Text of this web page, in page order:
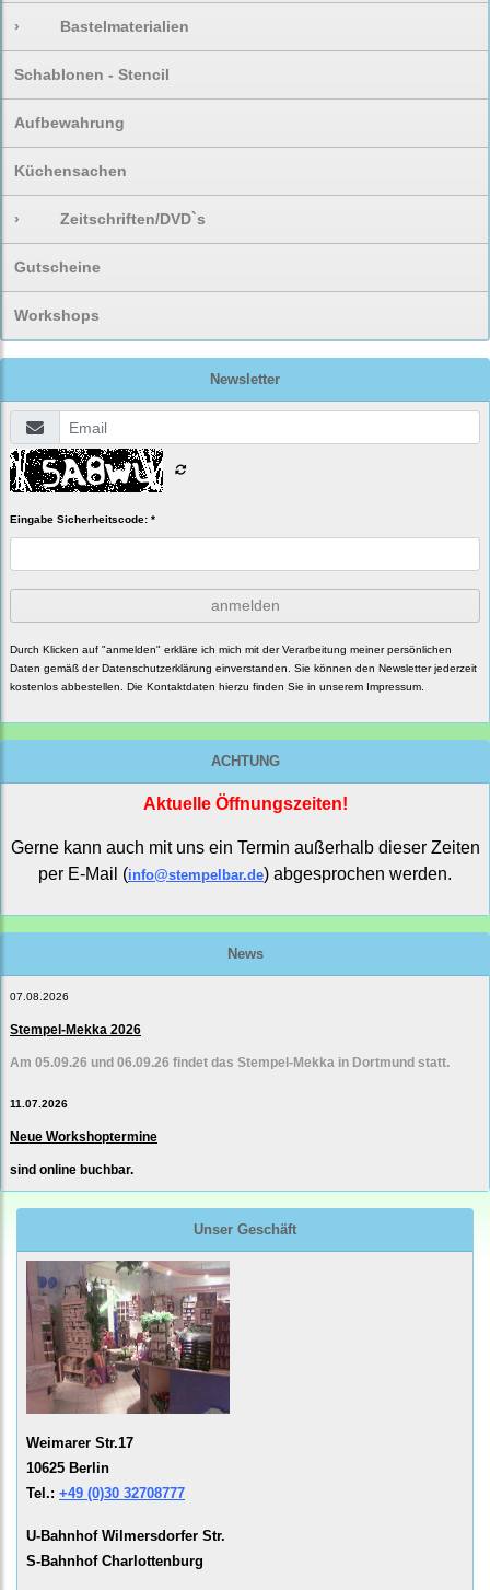
› Bastelmaterialien
Schablonen - Stencil
Aufbewahrung
Küchensachen
› Zeitschriften/DVD`s
Gutscheine
Workshops
Newsletter
Eingabe Sicherheitscode: *
anmelden
Durch Klicken auf "anmelden" erkläre ich mich mit der Verarbeitung meiner persönlichen
Daten gemäß der Datenschutzerklärung einverstanden. Sie können den Newsletter jederzeit
kostenlos abbestellen. Die Kontaktdaten hierzu finden Sie in unserem Impressum.
ACHTUNG
Aktuelle Öffnungszeiten!
Gerne kann auch mit uns ein Termin außerhalb dieser Zeiten
per E-Mail (info@stempelbar.de) abgesprochen werden.
News
07.08.2026
Stempel-Mekka 2026
Am 05.09.26 und 06.09.26 findet das Stempel-Mekka in Dortmund statt.
11.07.2026
Neue Workshoptermine
sind online buchbar.
Unser Geschäft
Weimarer Str.17
10625 Berlin
Tel.: +49 (0)30 32708777
U-Bahnhof Wilmersdorfer Str.
S-Bahnhof Charlottenburg